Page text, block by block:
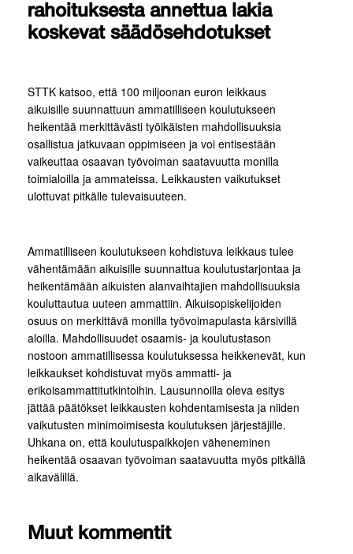
rahoituksesta annettua lakia
koskevat säädösehdotukset
STTK katsoo, että 100 miljoonan euron leikkaus
aikuisille suunnattuun ammatilliseen koulutukseen
heikentää merkittävästi työikäisten mahdollisuuksia
osallistua jatkuvaan oppimiseen ja voi entisestään
vaikeuttaa osaavan työvoiman saatavuutta monilla
toimialoilla ja ammateissa. Leikkausten vaikutukset
ulottuvat pitkälle tulevaisuuteen.
Ammatilliseen koulutukseen kohdistuva leikkaus tulee
vähentämään aikuisille suunnattua koulutustarjontaa ja
heikentämään aikuisten alanvaihtajien mahdollisuuksia
kouluttautua uuteen ammattiin. Aikuisopiskelijoiden
osuus on merkittävä monilla työvoimapulasta kärsivillä
aloilla. Mahdollisuudet osaamis- ja koulutustason
nostoon ammatillisessa koulutuksessa heikkenevät, kun
leikkaukset kohdistuvat myös ammatti- ja
erikoisammattitutkintoihin. Lausunnoilla oleva esitys
jättää päätökset leikkausten kohdentamisesta ja niiden
vaikutusten minimoimisesta koulutuksen järjestäjille.
Uhkana on, että koulutuspaikkojen väheneminen
heikentää osaavan työvoiman saatavuutta myös pitkällä
aikavälillä.
Muut kommentit